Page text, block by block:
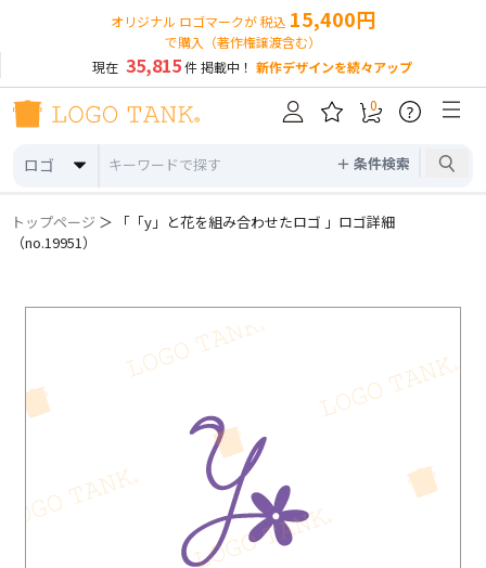
オリジナル ロゴマークが 税込 15,400円
で購入（著作権譲渡含む）
現在 35,815件 掲載中！ 新作デザインを続々アップ
ロゴ ＋ 条件検索
0 ?
トップページ ＞ 「「y」と花を組み合わせたロゴ 」ロゴ詳細
（no.19951）